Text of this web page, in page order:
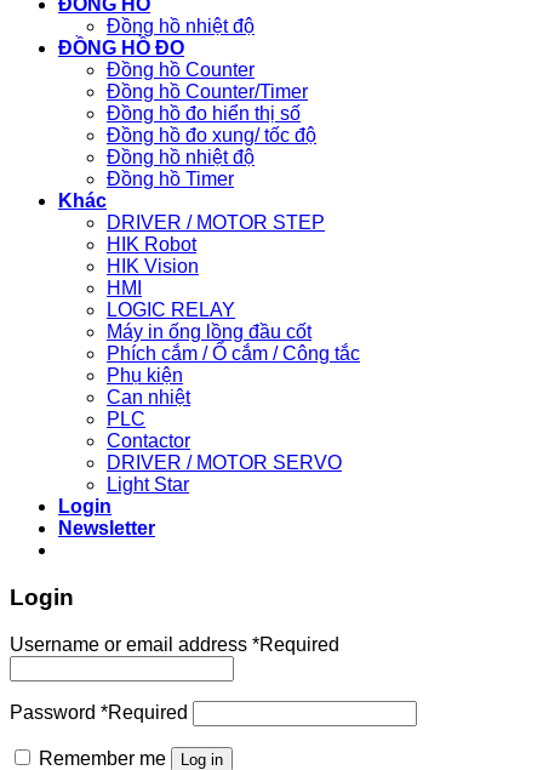
ĐỒNG HỒ
Đồng hồ nhiệt độ
ĐỒNG HỒ ĐO
Đồng hồ Counter
Đồng hồ Counter/Timer
Đồng hồ đo hiển thị số
Đồng hồ đo xung/ tốc độ
Đồng hồ nhiệt độ
Đồng hồ Timer
Khác
DRIVER / MOTOR STEP
HIK Robot
HIK Vision
HMI
LOGIC RELAY
Máy in ống lồng đầu cốt
Phích cắm / Ổ cắm / Công tắc
Phụ kiện
Can nhiệt
PLC
Contactor
DRIVER / MOTOR SERVO
Light Star
Login
Newsletter
Login
Username or email address *Required
Password *Required
Remember me Log in